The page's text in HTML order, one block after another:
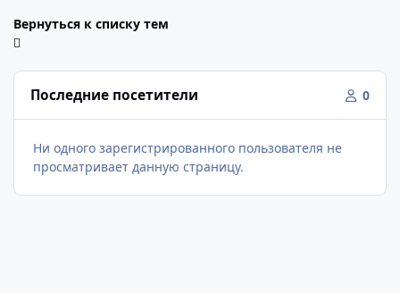
Вернуться к списку тем
Последние посетители 0
Ни одного зарегистрированного пользователя не
просматривает данную страницу.